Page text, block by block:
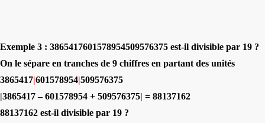
Exemple 3 : 3865417601578954509576375 est-il divisible par 19 ?
On le sépare en tranches de 9 chiffres en partant des unités
3865417|601578954|509576375
|3865417 – 601578954 + 509576375| = 88137162
88137162 est-il divisible par 19 ?